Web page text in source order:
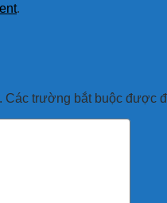
.
Các trường bắt buộc được